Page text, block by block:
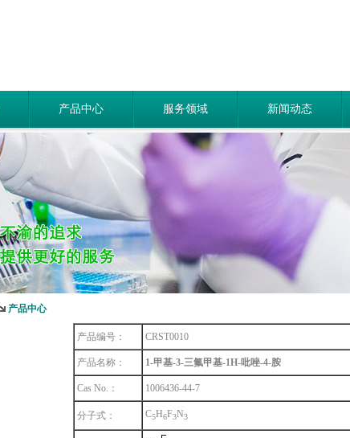
产品中心 服务领域 新闻动态
产品中心
产品编号： CRST0010
产品名称： 1-甲基-3-三氟甲基-1H-吡唑-4-胺
Cas No.： 1006436-44-7
分子式： C5H6F3N3